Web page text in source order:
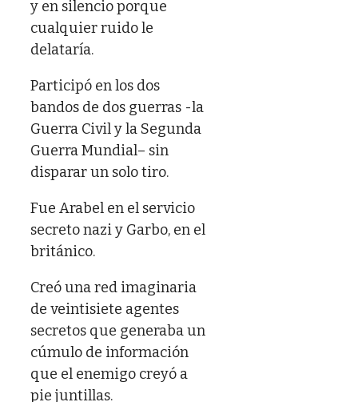
y en silencio porque
cualquier ruido le
delataría.
Participó en los dos
bandos de dos guerras -la
Guerra Civil y la Segunda
Guerra Mundial– sin
disparar un solo tiro.
Fue Arabel en el servicio
secreto nazi y Garbo, en el
británico.
Creó una red imaginaria
de veintisiete agentes
secretos que generaba un
cúmulo de información
que el enemigo creyó a
pie juntillas.